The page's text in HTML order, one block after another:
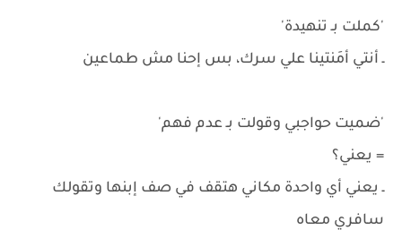
'كملت بـ تنهيدة'
ـ أنتي أمَنتينا علي سرك، بس إحنا مش طماعين
'ضميت حواجبي وقولت بـ عدم فهم'
= يعني؟
ـ يعني أي واحدة مكاني هتقف في صف إبنها وتقولك
سافري معاه